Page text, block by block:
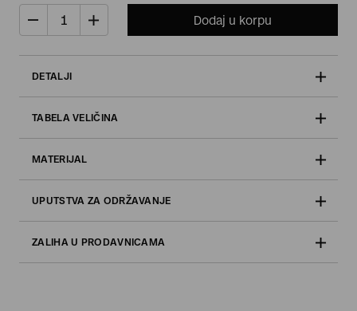
Dodaj u korpu
DETALJI
TABELA VELIČINA
MATERIJAL
UPUTSTVA ZA ODRŽAVANJE
ZALIHA U PRODAVNICAMA